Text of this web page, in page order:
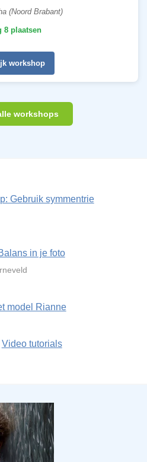
(Noord Brabant)
8 plaatsen
workshop
workshops
Gebruik symmentrie
in je foto
model Rianne
Video tutorials